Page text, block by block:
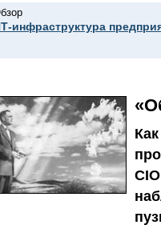
инфраструктура